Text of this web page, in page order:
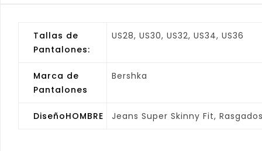
Tallas de
Pantalones:
US28, US30, US32, US34, US36
Marca de
Pantalones
Bershka
DiseñoHOMBRE Jeans Super Skinny Fit,